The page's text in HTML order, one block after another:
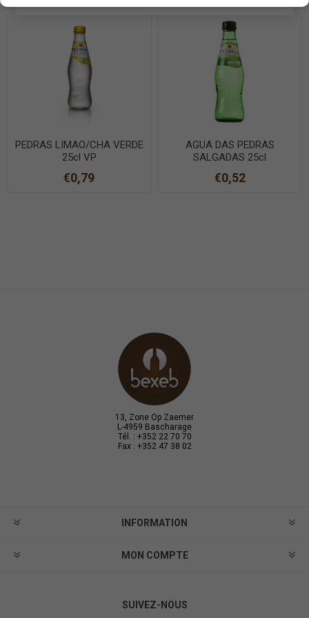
PEDRAS LIMAO/CHA VERDE
25cl VP
€0,79
AGUA DAS PEDRAS
SALGADAS 25cl
€0,52
13, Zone Op Zaemer
L-4959 Bascharage
Tél. : +352 22 70 70
Fax : +352 47 38 02
INFORMATION
MON COMPTE
SUIVEZ-NOUS